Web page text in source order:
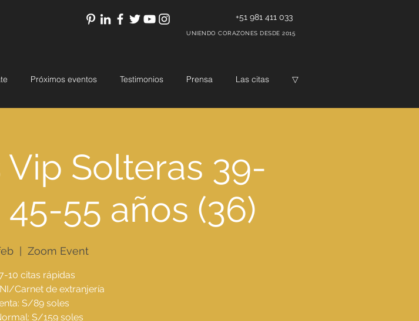
Próximos eventos Testimonios Prensa Las citas ▽
+51 981 411 033
UNIENDO CORAZONES DESDE 2015
Solteras 39-
55 años (36)
  |
Zoom Event
10 citas rápidas
Carnet de extranjería
S/89 soles
S/159 soles